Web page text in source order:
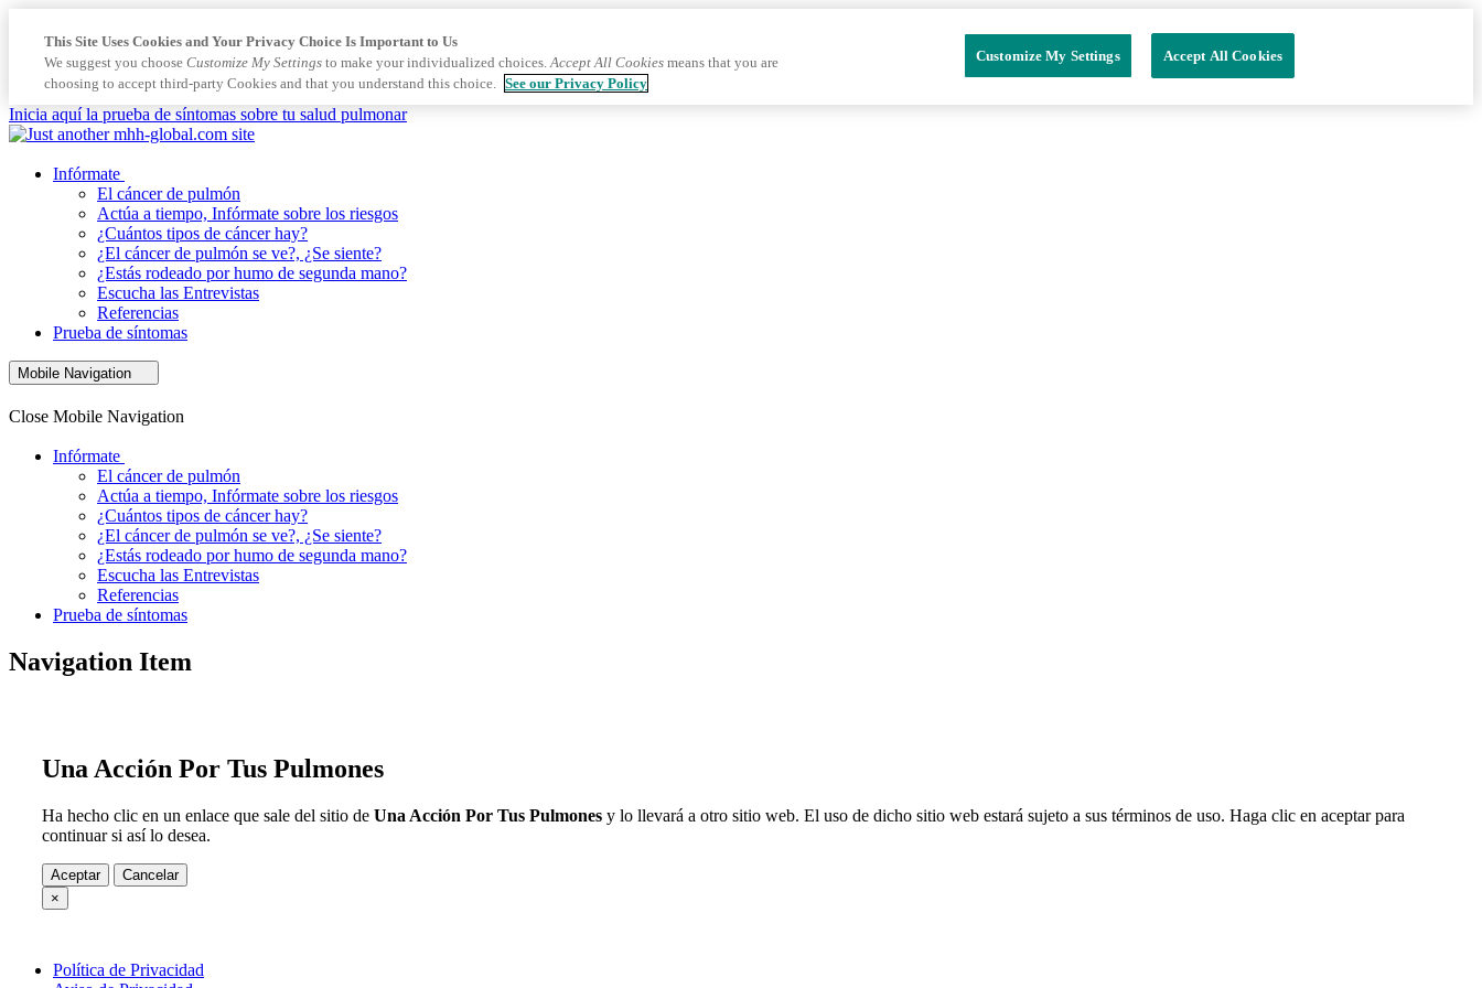
Inicia aquí la prueba de síntomas sobre tu salud pulmonar
Infórmate
El cáncer de pulmón
Actúa a tiempo, Infórmate sobre los riesgos
¿Cuántos tipos de cáncer hay?
¿El cáncer de pulmón se ve?, ¿Se siente?
¿Estás rodeado por humo de segunda mano?
Escucha las Entrevistas
Referencias
Prueba de síntomas
Mobile Navigation
Close Mobile Navigation
Infórmate
El cáncer de pulmón
Actúa a tiempo, Infórmate sobre los riesgos
¿Cuántos tipos de cáncer hay?
¿El cáncer de pulmón se ve?, ¿Se siente?
¿Estás rodeado por humo de segunda mano?
Escucha las Entrevistas
Referencias
Prueba de síntomas
Navigation Item
Una Acción Por Tus Pulmones
Ha hecho clic en un enlace que sale del sitio de Una Acción Por Tus Pulmones y lo llevará a otro sitio web. El uso de dicho sitio web estará sujeto a sus términos de uso. Haga clic en aceptar para
continuar si así lo desea.
Aceptar
Cancelar
×
Política de Privacidad
This Site Uses Cookies and Your Privacy Choice Is Important to Us
We suggest you choose Customize My Settings to make your individualized choices.Accept All Cookies means that you are
choosing to accept third-party Cookies and that you understand this choice. See our Privacy Policy
Customize My Settings Accept All Cookies